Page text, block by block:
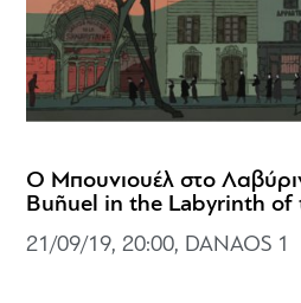
Ο Μπουνιουέλ στο
Buñuel in the Labyrinth of
21/09/19, 20:00, DANAOS 1